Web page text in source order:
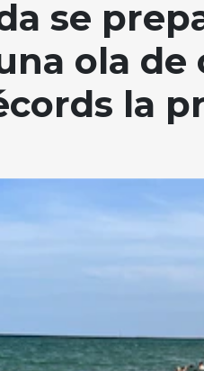
se
ola de
la